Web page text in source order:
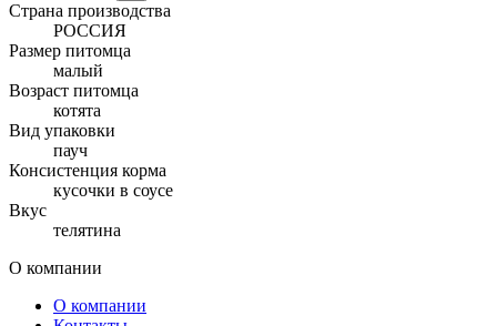
Страна производства
РОССИЯ
Размер питомца
малый
Возраст питомца
котята
Вид упаковки
пауч
Консистенция корма
кусочки в соусе
Вкус
телятина
О компании
О компании